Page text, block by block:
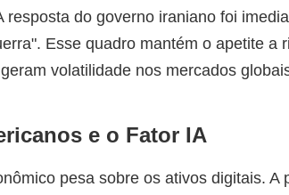
resposta do governo iraniano foi
Esse quadro mantém o apetite a
volatilidade nos mercados
e o Fator IA
pesa sobre os ativos digitais. A